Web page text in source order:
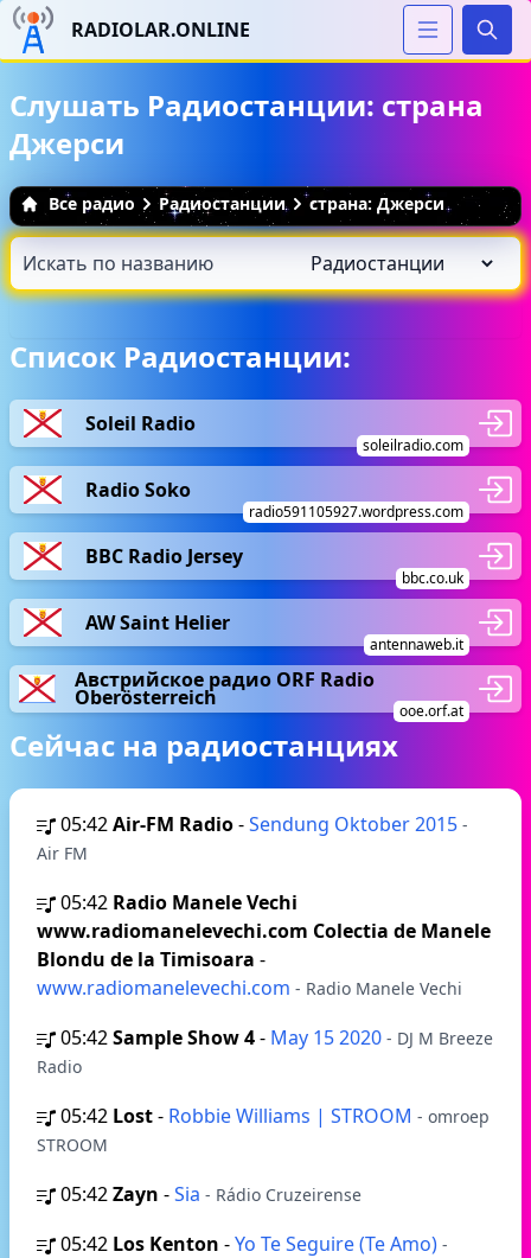
RADIOLAR.ONLINE
Слушать Радиостанции: страна
Джерси
Все радио Радиостанции страна: Джерси
Список Радиостанции:
Soleil Radio
soleilradio.com
Radio Soko
radio591105927.wordpress.com
BBC Radio Jersey
bbc.co.uk
AW Saint Helier
antennaweb.it
Австрийское радио ORF Radio
Oberösterreich
ooe.orf.at
Сейчас на радиостанциях
05:42Air-FM Radio-Sendung Oktober 2015 -
Air FM
05:42 Radio Manele Vechi
www.radiomanelevechi.com Colectia de Manele
Blondu de la Timisoara -
www.radiomanelevechi.com - Radio Manele Vechi
05:42Sample Show 4- May 15 2020 - DJ M Breeze
Radio
05:42 Lost- Robbie Williams | STROOM - omroep
STROOM
05:42Zayn -Sia - Rádio Cruzeirense
05:42 Los Kenton -Yo Te Seguire (Te Amo) -